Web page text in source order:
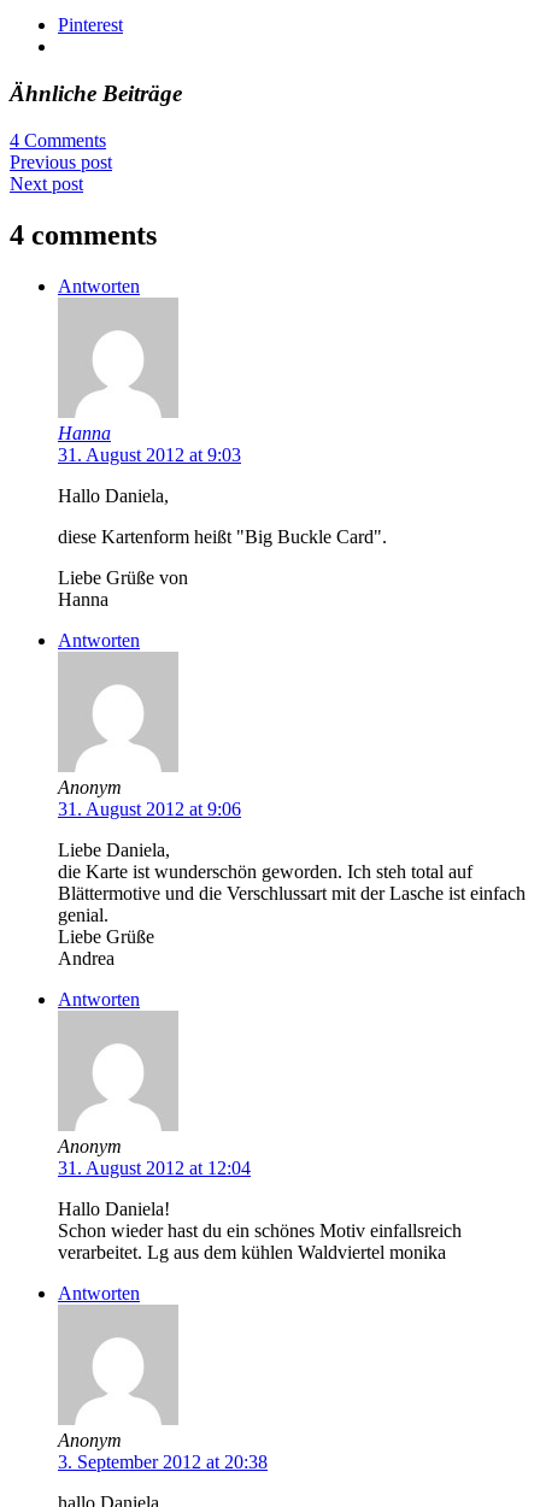
Pinterest
Ähnliche Beiträge
4 Comments
Previous post
Next post
4 comments
Antworten
Hanna
31. August 2012 at 9:03
Hallo Daniela,
diese Kartenform heißt "Big Buckle Card".
Liebe Grüße von
Hanna
Antworten
Anonym
31. August 2012 at 9:06
Liebe Daniela,
die Karte ist wunderschön geworden. Ich steh total auf
Blättermotive und die Verschlussart mit der Lasche ist einfach
genial.
Liebe Grüße
Andrea
Antworten
Anonym
31. August 2012 at 12:04
Hallo Daniela!
Schon wieder hast du ein schönes Motiv einfallsreich
verarbeitet. Lg aus dem kühlen Waldviertel monika
Antworten
Anonym
3. September 2012 at 20:38
hallo Daniela………